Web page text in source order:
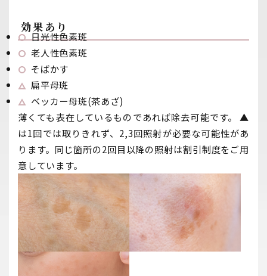
効果あり
日光性色素斑
老人性色素斑
そばかす
扁平母斑
ベッカー母斑(茶あざ)
薄くても表在しているものであれば除去可能です。 ▲
は1回では取りきれず、2,3回照射が必要な可能性があ
ります。同じ箇所の2回目以降の照射は割引制度をご用
意しています。